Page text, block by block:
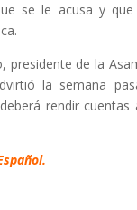
se le acusa y
presidente de la
la semana
rendir cuentas